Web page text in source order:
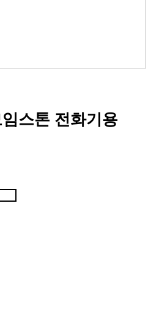
스톤 전화기용